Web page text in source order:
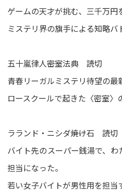
ゲームの天才が挑む、三千万円
ミステリ界の旗手による知略バ
五十嵐律人――密室法典 読切
青春リーガルミステリ待望の最
ロースクールで起きた〈密室〉
ラランド・ニシダ――焼け石 読切
バイト先のスーパー銭湯で、
担当になった。
若い女子バイトが男性用を担当